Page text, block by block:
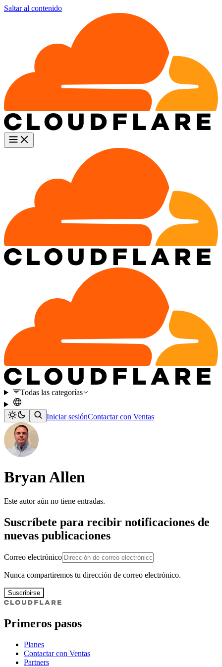
Saltar al contenido
Todas las categorías
Iniciar sesiónContactar con Ventas
Bryan Allen
Este autor aún no tiene entradas.
Suscríbete para recibir notificaciones de
nuevas publicaciones
Correo electrónico
Nunca compartiremos tu dirección de correo electrónico.
Suscribirse
Primeros pasos
Planes
Contactar con Ventas
Partners